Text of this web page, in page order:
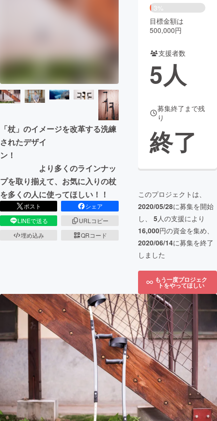
まちづくり・地域活性化
CAMPFIRE for Social Good
CAMPFIRE Creation
CAMPFIREふるさと納税
コミュニティ
「杖」のイメージを改革する洗練
されたデザイ
ン！
より多くのラインナッ
プを取り揃えて、お気に入りの杖
を多くの人に使ってほしい！！
ポスト
シェア
LINEで送る
URLコピー
埋め込み
QRコード
3%
目標金額は
500,000円
支援者数
5人
募集終了まで残
り
終了
このプロジェクトは、
2020/05/28に募集を開始
し、 5人の支援により
16,000円の資金を集め、
2020/06/14に募集を終了
しました
もう一度プロジェク
トをやってほしい